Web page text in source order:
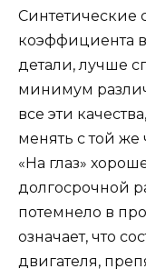
Синтетические
коэффициента
детали, лучше
минимум
все эти
менять с той же
«На глаз»
долгосрочной
потемнело в
означает, что
двигателя,